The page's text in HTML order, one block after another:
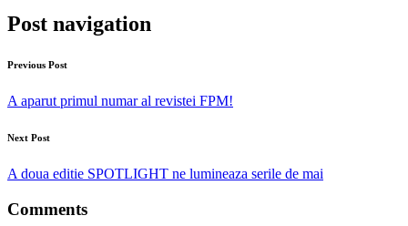
Post navigation
Previous Post
A aparut primul numar al revistei FPM!
Next Post
A doua editie SPOTLIGHT ne lumineaza serile de mai
Comments